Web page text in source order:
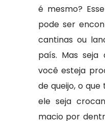
é mesmo?
pode ser
cantinas ou
país. Mas
você esteja
de queijo, o
ele seja
macio por